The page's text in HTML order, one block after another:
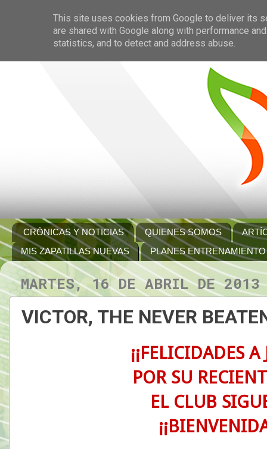
CRÓNICAS Y NOTICIAS QUIENES SOMOS
MIS ZAPATILLAS NUEVAS
PLANES ENTRENAMIENTO
MARTES, 16 DE ABRIL DE 2013
VICTOR, THE NEVER
¡¡FELICIDADES
POR SU
EL CLUB
This site uses cookies from Google to deliver its
are shared with Google along with performance
statistics, and to detect and address abuse.